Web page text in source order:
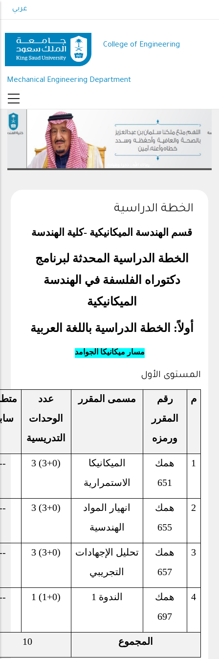
to
content
عربي
College of Engineering
Mechanical Engineering Department
رعاك الله .. ذخرا وقيادة
الخطة الدراسية
قسم الهندسة الميكانيكية -كلية الهندسة
الخطة الدراسية المحدثة لبرنامج
دكتوراه الفلسفة في الهندسة
الميكانيكية
أولاً: الخطة الدراسية باللغة العربية
مسار ميكانيكا الجوامد
المستوى الأول
م
رقم
المقرر
ورمزه
مسمى المقرر
عدد
الوحدات
التدريسية
1
همك
651
الميكانيكا
الاستمرارية
3 (3+0)
2
همك
655
انهيار المواد
الهندسية
3 (3+0)
3
همك
657
تحليل الإجهادات
التجريبي
3 (3+0)
4
همك
697
الندوة 1 1 (1+0)
المجموع 10